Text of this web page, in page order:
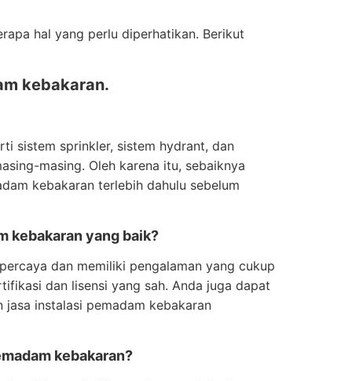
hal yang perlu diperhatikan. Berikut
kebakaran.
sistem sprinkler, sistem hydrant, dan
masing. Oleh karena itu, sebaiknya
kebakaran terlebih dahulu sebelum
kebakaran yang baik?
dan memiliki pengalaman yang cukup
dan lisensi yang sah. Anda juga dapat
instalasi pemadam kebakaran
kebakaran?